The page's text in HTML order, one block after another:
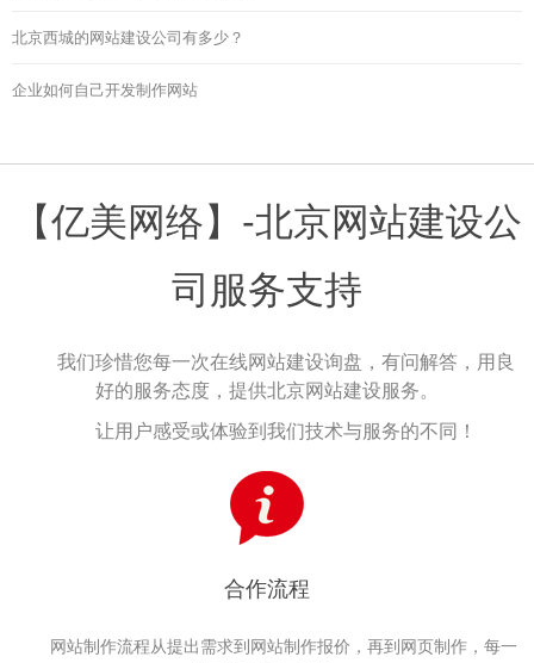
北京西城的网站建设公司有多少？
企业如何自己开发制作网站
【亿美网络】-北京网站建设公
司服务支持
我们珍惜您每一次在线网站建设询盘，有问解答，用良
好的服务态度，提供北京网站建设服务。
让用户感受或体验到我们技术与服务的不同！
合作流程
网站制作流程从提出需求到网站制作报价，再到网页制作，每一